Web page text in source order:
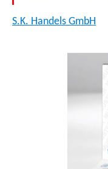
S.K. Handels GmbH